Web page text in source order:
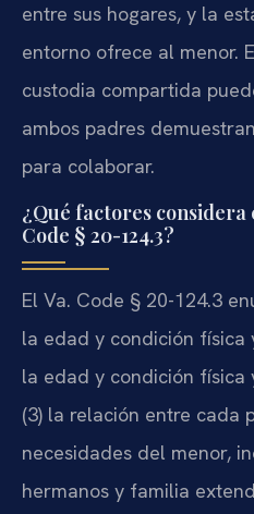
entre sus hogares, y la
entorno ofrece al menor.
custodia compartida
ambos padres
para colaborar.
¿Qué factores
Code § 20-124.3?
El Va. Code § 20-124.3
la edad y condición física
la edad y condición
(3) la relación entre cada
necesidades del menor,
hermanos y familia